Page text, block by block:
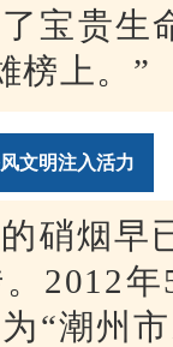
宝贵生
榜上。”
文明注入活力
硝烟早
2012
“潮州